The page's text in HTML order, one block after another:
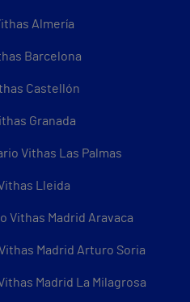
Almería
Barcelona
Castellón
Granada
Vithas Las Palmas
Lleida
Vithas Madrid Aravaca
Madrid Arturo Soria
Madrid La Milagrosa